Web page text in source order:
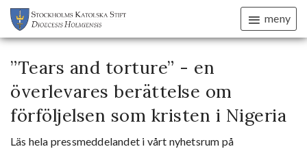
meny
”Tears and torture” - en
överlevares berättelse om
förföljelsen som kristen i Nigeria
Läs hela pressmeddelandet i vårt nyhetsrum på